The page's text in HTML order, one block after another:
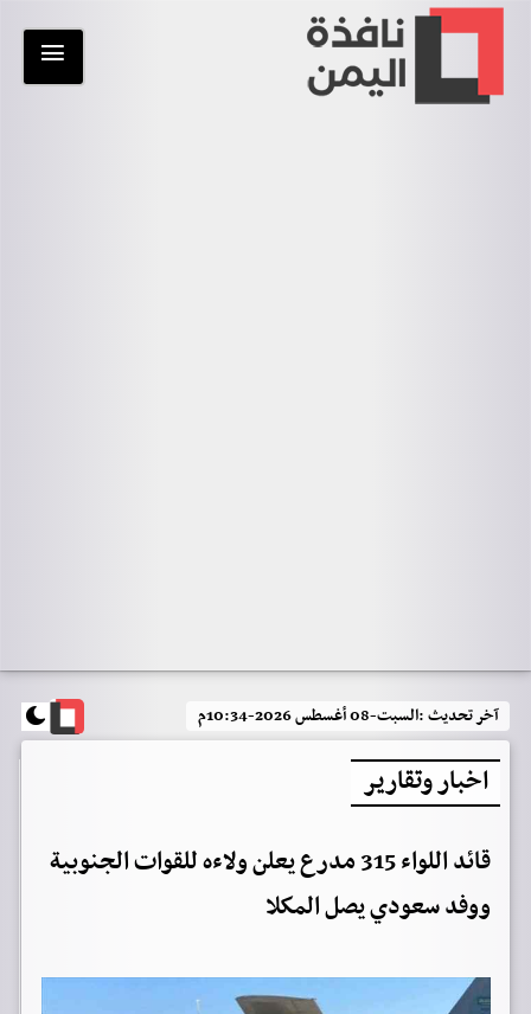
آخر تحديث :السبت-08 أغسطس 2026-10:34م
اخبار وتقارير
قائد اللواء 315 مدرع يعلن ولاءه للقوات الجنوبية
ووفد سعودي يصل المكلا